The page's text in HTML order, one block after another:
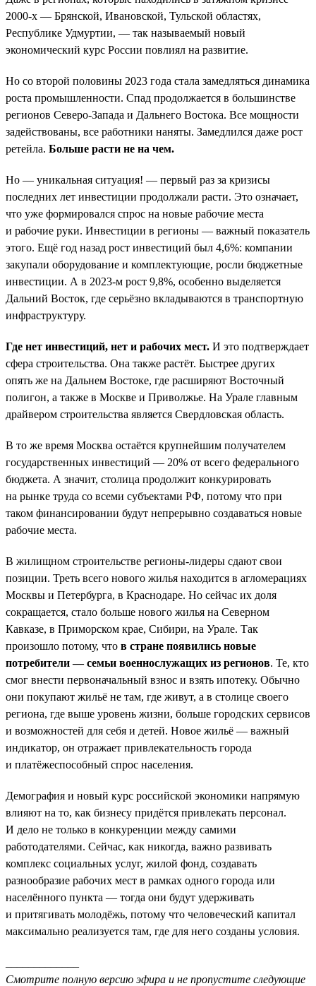
2000-х — Брянской, Ивановской, Тульской областях,
Республике Удмуртии, — так называемый новый
экономический курс России повлиял на развитие.
Но со второй половины 2023 года стала замедляться динамика
роста промышленности. Спад продолжается в большинстве
регионов Северо-Запада и Дальнего Востока. Все мощности
задействованы, все работники наняты. Замедлился даже рост
ретейла. Больше расти не на чем.
Но — уникальная ситуация! — первый раз за кризисы
последних лет инвестиции продолжали расти. Это означает,
что уже формировался спрос на новые рабочие места
и рабочие руки. Инвестиции в регионы — важный показатель
этого. Ещё год назад рост инвестиций был 4,6%: компании
закупали оборудование и комплектующие, росли бюджетные
инвестиции. А в 2023-м рост 9,8%, особенно выделяется
Дальний Восток, где серьёзно вкладываются в транспортную
инфраструктуру.
Где нет инвестиций, нет и рабочих мест. И это подтверждает
сфера строительства. Она также растёт. Быстрее других
опять же на Дальнем Востоке, где расширяют Восточный
полигон, а также в Москве и Приволжье. На Урале главным
драйвером строительства является Свердловская область.
В то же время Москва остаётся крупнейшим получателем
государственных инвестиций — 20% от всего федерального
бюджета. А значит, столица продолжит конкурировать
на рынке труда со всеми субъектами РФ, потому что при
таком финансировании будут непрерывно создаваться новые
рабочие места.
В жилищном строительстве регионы-лидеры сдают свои
позиции. Треть всего нового жилья находится в агломерациях
Москвы и Петербурга, в Краснодаре. Но сейчас их доля
сокращается, стало больше нового жилья на Северном
Кавказе, в Приморском крае, Сибири, на Урале. Так
произошло потому, что в стране появились новые
потребители — семьи военнослужащих из регионов. Те, кто
смог внести первоначальный взнос и взять ипотеку. Обычно
они покупают жильё не там, где живут, а в столице своего
региона, где выше уровень жизни, больше городских сервисов
и возможностей для себя и детей. Новое жильё — важный
индикатор, он отражает привлекательность города
и платёжеспособный спрос населения.
Демография и новый курс российской экономики напрямую
влияют на то, как бизнесу придётся привлекать персонал.
И дело не только в конкуренции между самими
работодателями. Сейчас, как никогда, важно развивать
комплекс социальных услуг, жилой фонд, создавать
разнообразие рабочих мест в рамках одного города или
населённого пункта — тогда они будут удерживать
и притягивать молодёжь, потому что человеческий капитал
максимально реализуется там, где для него созданы условия.
Смотрите полную версию эфира и не пропустите следующие